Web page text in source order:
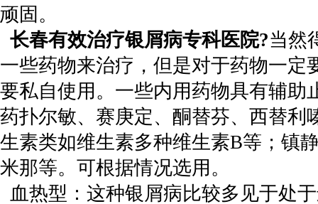
顽固。
长春有效治疗银屑病专科医院?当然
一些药物来治疗，但是对于药物一定
要私自使用。一些内用药物具有辅助
药扑尔敏、赛庚定、酮替芬、西替利
生素类如维生素多种维生素B等；镇
米那等。可根据情况选用。
血热型：这种银屑病比较多见于处